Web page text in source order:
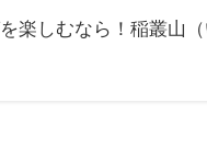
楽しむなら！稲叢山